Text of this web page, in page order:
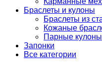
Браслеты и кулоны
Браслеты из
Кожаные
Парные кулоны
Запонки
Все категории